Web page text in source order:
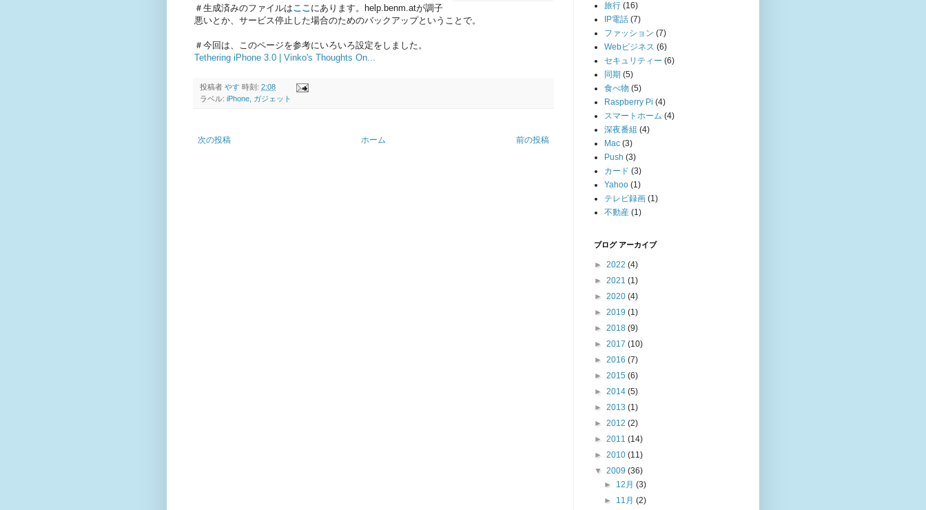
＃生成済みのファイルはここ にあります。help.benm.atが調子
悪いとか、サービス停止した場合のためのバックアップということで。
＃今回は、このページを参考にいろいろ設定をしました。
Tethering iPhone 3.0 | Vinko's Thoughts On...
投稿者 やす 時刻: 2:08
ラベル: iPhone ガジェット
次の投稿 前の投稿
ホーム
旅行 (16)
IP電話 (7)
ファッション (7)
Webビジネス (6)
セキュリティー (6)
同期 (5)
食べ物 (5)
Raspberry Pi (4)
スマートホーム (4)
深夜番組 (4)
Mac (3)
Push (3)
カード (3)
Yahoo (1)
テレビ録画 (1)
不動産 (1)
ブログ アーカイブ
► 2022 (4)
► 2021 (1)
► 2020 (4)
► 2019 (1)
► 2018 (9)
► 2017 (10)
► 2016 (7)
► 2015 (6)
► 2014 (5)
► 2013 (1)
► 2012 (2)
► 2011 (14)
► 2010 (11)
▼ 2009 (36)
► 12月(3)
► 11月(2)